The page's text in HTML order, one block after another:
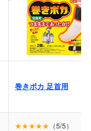
巻きポカ 足首用
★★★★★ （5/5）